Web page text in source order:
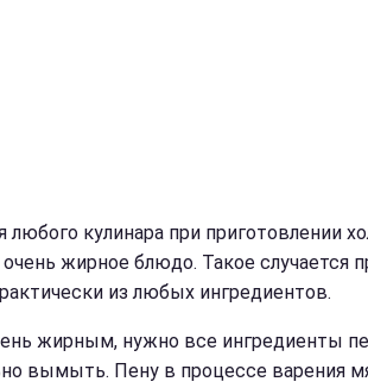
любого кулинара при приготовлении
жирное блюдо. Такое случается
из любых ингредиентов.
жирным, нужно все ингредиенты
вымыть. Пену в процессе варения